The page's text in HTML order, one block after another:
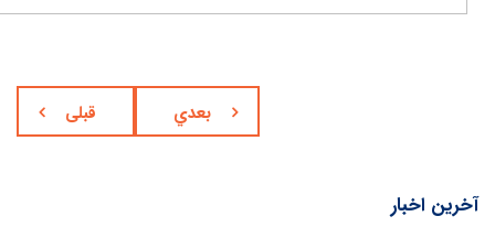
قبلی بعدي
آخرین اخبار